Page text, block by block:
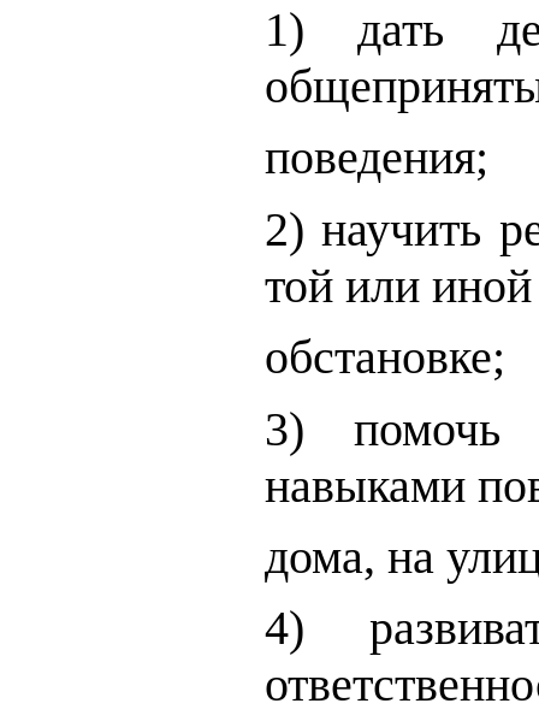
1) дать
поведения;
2) научить
той или иной
обстановке;
3) помочь
навыками
дома, на
4)